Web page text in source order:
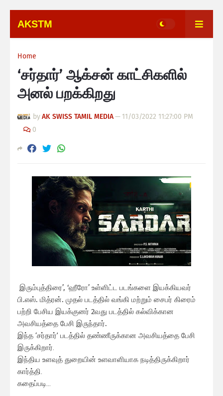
AKSTM
Home
‘சர்தார்’ ஆக்சன் காட்சிகளில்
அனல் பறக்கிறது
byAK SWISS TAMIL MEDIA— 11/03/2022 11:27:00 PM
0
இரும்புத்திரை’, ‘ஹீரோ’ உள்ளிட்ட படங்களை இயக்கியவர்
பி.எஸ். மித்ரன். முதல் படத்தில் வங்கி மற்றும் சைபர் கிரைம்
பற்றி பேசிய இயக்குனர் 2வது படத்தில் கல்விக்கான
அவசியத்தை பேசி இருந்தார்.
இந்த ‘சர்தார்’ படத்தில் தண்ணீருக்கான அவசியத்தை பேசி
இருக்கிறார்.
இந்திய உளவுத் துறையின் உளவாளியாக நடித்திருக்கிறார்
கார்த்தி.
கதைப்படி…